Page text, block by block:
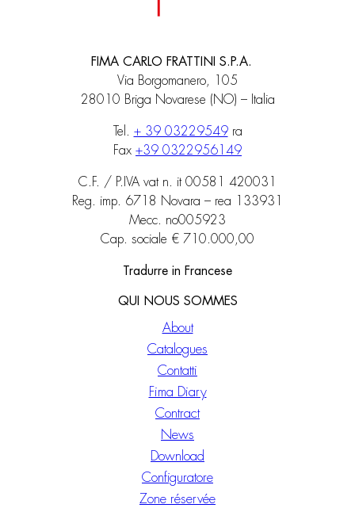
FIMA CARLO FRATTINI S.P.A.
Via Borgomanero, 105
28010 Briga Novarese (NO) – Italia
Tel. + 39 03229549ra
Fax +39 0322956149
C.F. / P.IVA vat n. it 00581 420031
Reg. imp. 6718 Novara – rea 133931
Mecc. no005923
Cap. sociale € 710.000,00
Tradurre in Francese
QUI NOUS SOMMES
About
Catalogues
Contatti
Fima Diary
Contract
News
Download
Configuratore
Zone réservée